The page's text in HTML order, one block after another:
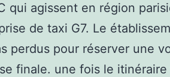
qui agissent en région
de taxi G7. Le
perdus pour réserver une
finale. une fois le